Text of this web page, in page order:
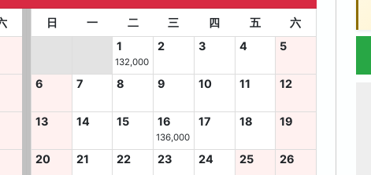
日 一 二 三 四 五
六
1
132,000
2 3 4 5
6 7 8 9 10 11 12
13 14 15 16
136,000
17 18 19
20 21 22 23 24 25 26